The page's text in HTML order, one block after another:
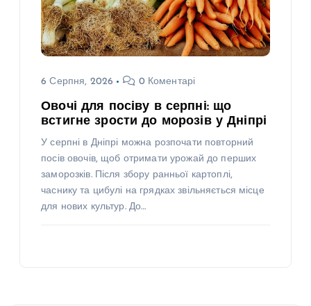
6 Серпня, 2026 0 Коментарі
Овочі для посіву в серпні: що
встигне зрости до морозів у Дніпрі
У серпні в Дніпрі можна розпочати повторний
посів овочів, щоб отримати урожай до перших
заморозків. Після збору ранньої картоплі,
часнику та цибулі на грядках звільняється місце
для нових культур. До…